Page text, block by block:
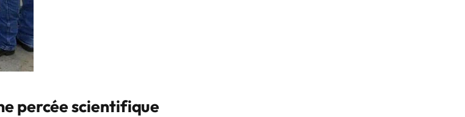
percée scientifique